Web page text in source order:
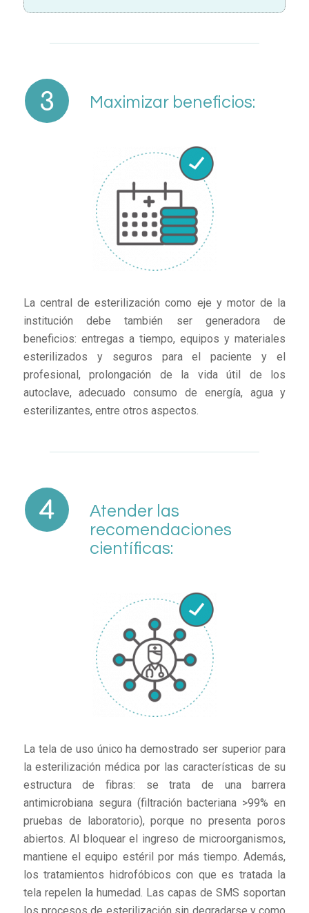
Maximizar beneficios:
La central de esterilización como eje y motor de la
institución debe también ser generadora de
beneficios: entregas a tiempo, equipos y materiales
esterilizados y seguros para el paciente y el
profesional, prolongación de la vida útil de los
autoclave, adecuado consumo de energía, agua y
esterilizantes, entre otros aspectos.
Atender las
recomendaciones
científicas:
La tela de uso único ha demostrado ser superior para
la esterilización médica por las características de su
estructura de fibras: se trata de una barrera
antimicrobiana segura (filtración bacteriana >99% en
pruebas de laboratorio), porque no presenta poros
abiertos. Al bloquear el ingreso de microorganismos,
mantiene el equipo estéril por más tiempo. Además,
los tratamientos hidrofóbicos con que es tratada la
tela repelen la humedad. Las capas de SMS soportan